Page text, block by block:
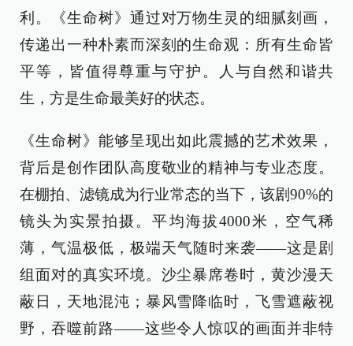
利。《生命树》通过对万物生灵的细腻刻画，
传递出一种朴素而深刻的生命观：所有生命皆
平等，皆值得尊重与守护。人与自然和谐共
生，方是生命最美好的状态。
《生命树》能够呈现出如此震撼的艺术效果，
背后是创作团队高度敬业的精神与专业态度。
在棚拍、滤镜成为行业常态的当下，该剧90%的
镜头为实景拍摄。平均海拔4000米，空气稀
薄，气温极低，极端天气随时来袭——这是剧
组面对的真实环境。沙尘暴席卷时，黄沙漫天
蔽日，天地混沌；暴风雪降临时，飞雪遮蔽视
野，吞噬前路——这些令人惊叹的画面并非特